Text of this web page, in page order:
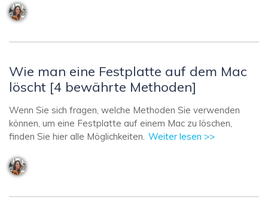
Wie man eine Festplatte auf dem Mac
löscht [4 bewährte Methoden]
Wenn Sie sich fragen, welche Methoden Sie verwenden
können, um eine Festplatte auf einem Mac zu löschen,
finden Sie hier alle Möglichkeiten. Weiter lesen >>